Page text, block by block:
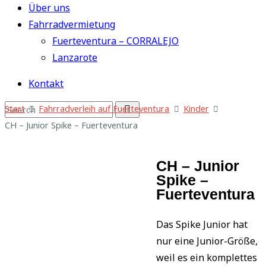
Über uns
Fahrradvermietung
Fuerteventura – CORRALEJO
Lanzarote
Kontakt
Start Fahrradverleih auf Fuerteventura
Kinder
CH – Junior Spike – Fuerteventura
CH – Junior
Spike –
Fuerteventura
Das Spike Junior hat
nur eine Junior-Größe,
weil es ein komplettes